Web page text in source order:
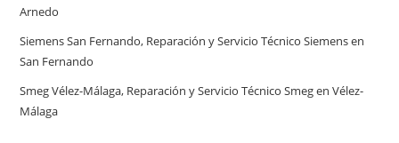
Arnedo
Siemens San Fernando, Reparación y Servicio Técnico Siemens en
San Fernando
Smeg Vélez-Málaga, Reparación y Servicio Técnico Smeg en Vélez-
Málaga